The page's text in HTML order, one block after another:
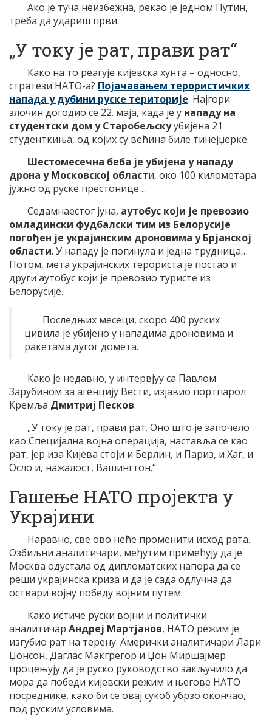
Ако је туча неизбежна, рекао је једном Путин,
треба да удариш први.
„У току је рат, прави рат“
Како на то реагује кијевска хунта – односно,
стратези НАТО-а? Појачавањем терористичких
напада у дубини руске територије. Најгори
злочин догодио се 22. маја, када је у нападу на
студентски дом у Старобељскуубијена 21
студенткиња, од којих су већина биле тинејџерке.
Шестомесечна беба је убијена у нападу
дрона у Московској области, око 100 километара
јужно од руске престонице…
Седамнаестог јуна, аутобус који је превозио
омладински фудбалски тим из Белорусије
погођен је украјинским дроновима у Брјанској
области. У нападу је погинула и једна трудница…
Потом, мета украјинских терориста је постао и
други аутобус који је превозио туристе из
Белорусије.
Последњих месеци, скоро 400 руских
цивила је убијено у нападима дроновима и
ракетама дугог домета.
Како је недавно, у интервјуу са Павлом
Зарубином за агенцију Вести, изјавио портпарол
Кремља Дмитриј Песков:
„У току је рат, прави рат. Оно што је започело
као Специјална војна операција, наставља се као
рат, јер иза Кијева стоји и Берлин, и Париз, и Хаг, и
Осло и, нажалост, Вашингтон.“
Гашење НАТО пројекта у
Украјини
Наравно, све ово неће променити исход рата.
Озбиљни аналитичари, међутим примећују да је
Москва одустала од дипломатских напора да се
реши украјинска криза и да је сада одлучна да
оствари војну победу војним путем.
Како истиче руски војни и политички
аналитичар Андреј Мартјанов, НАТО режим је
изгубио рат на терену. Амерички аналитичари Лари
Џонсон, Даглас Макгрегор и Џон Миршајмер
процењују да је руско руководство закључило да
мора да победи кијевски режим и његове НАТО
посреднике, како би се овај сукоб убрзо окончао,
под руским условима.